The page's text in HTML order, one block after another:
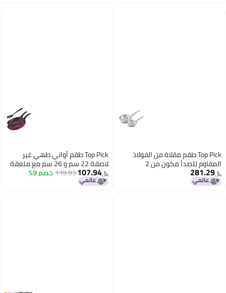
Top Pick طقم مقلاة من الفولاذ
المقاوم للصدأ مكون من 2
﷼‏281.29
Top Pick طقم أواني طهي غير
لاصقة 22 سم و 26 سم مع ملعقة
تقليب
﷼‏107.94
119.93خصم 9%